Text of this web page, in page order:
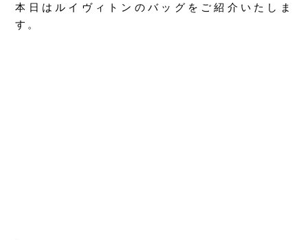
本日はルイヴィトンのバッグをご紹介いたしま
す。